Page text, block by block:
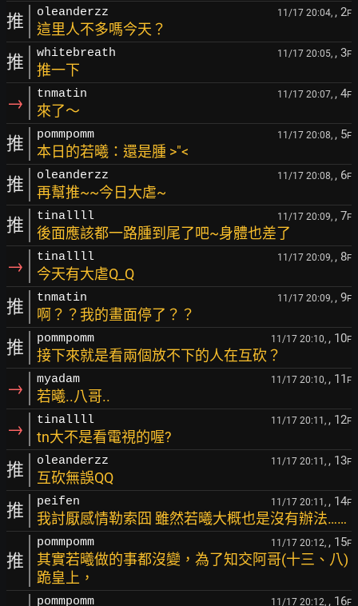
推 oleanderzz 11/17 20:04, , 2F
這里人不多嗎今天？
推 whitebreath 11/17 20:05, , 3F
推一下
→ tnmatin 11/17 20:07, , 4F
來了～
推 pommpomm 11/17 20:08, , 5F
本日的若曦：還是腫 >"<
推 oleanderzz 11/17 20:08, , 6F
再幫推~~今日大虐~
推 tinallll 11/17 20:09, , 7F
後面應該都一路腫到尾了吧~身體也差了
→ tinallll 11/17 20:09, , 8F
今天有大虐Q_Q
推 tnmatin 11/17 20:09, , 9F
啊？？我的畫面停了？？
推 pommpomm 11/17 20:10, , 10F
接下來就是看兩個放不下的人在互砍？
→ myadam 11/17 20:10, , 11 F
若曦..八哥..
→ tinallll 11/17 20:11, , 12F
tn大不是看電視的喔?
推 oleanderzz 11/17 20:11, , 13F
互砍無誤QQ
推 peifen 11/17 20:11, , 14F
我討厭感情勒索囧 雖然若曦大概也是沒有辦法……
推
pommpomm 11/17 20:12, , 15F
其實若曦做的事都沒變，為了知交阿哥(十三、八)
跪皇上，
pommpomm 11/17 20:12, , 16F